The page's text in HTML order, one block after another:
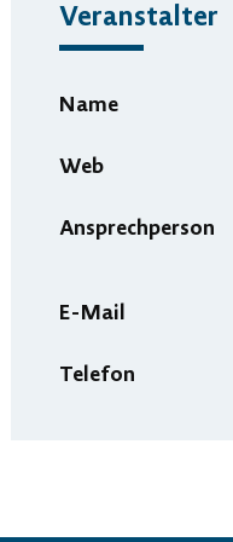
Veranstalter
Name
Web
Ansprechperson
E-Mail
Telefon